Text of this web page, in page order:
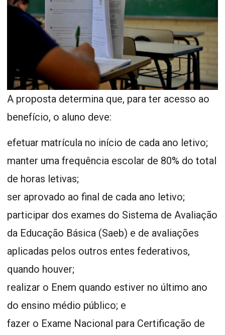
A proposta determina que, para ter acesso ao
benefício, o aluno deve:
efetuar matrícula no início de cada ano letivo;
manter uma frequência escolar de 80% do total
de horas letivas;
ser aprovado ao final de cada ano letivo;
participar dos exames do Sistema de Avaliação
da Educação Básica (Saeb) e de avaliações
aplicadas pelos outros entes federativos,
quando houver;
realizar o Enem quando estiver no último ano
do ensino médio público; e
fazer o Exame Nacional para Certificação de